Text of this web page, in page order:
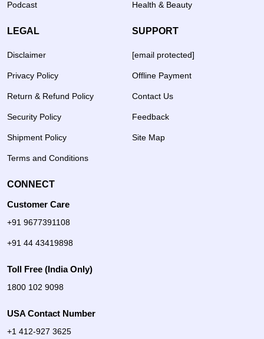
Podcast Health & Beauty
LEGAL
Disclaimer
Privacy Policy
Return & Refund Policy
Security Policy
Shipment Policy
Terms and Conditions
SUPPORT
[email protected]
Offline Payment
Contact Us
Feedback
Site Map
CONNECT
Customer Care
+91 9677391108
+91 44 43419898
Toll Free (India Only)
1800 102 9098
USA Contact Number
+1 412-927 3625